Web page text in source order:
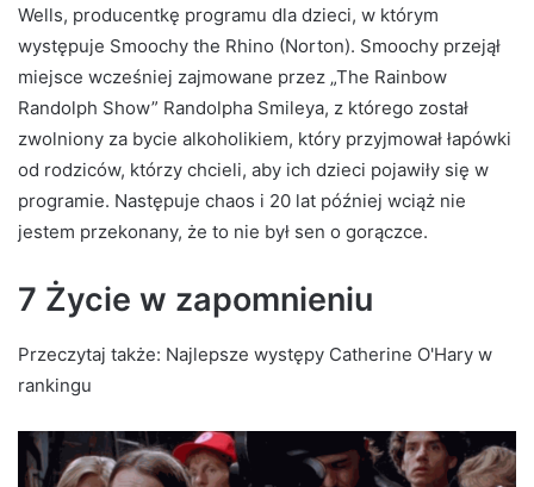
Wells, producentkę programu dla dzieci, w którym
występuje Smoochy the Rhino (Norton). Smoochy przejął
miejsce wcześniej zajmowane przez „The Rainbow
Randolph Show” Randolpha Smileya, z którego został
zwolniony za bycie alkoholikiem, który przyjmował łapówki
od rodziców, którzy chcieli, aby ich dzieci pojawiły się w
programie. Następuje chaos i 20 lat później wciąż nie
jestem przekonany, że to nie był sen o gorączce.
7 Życie w zapomnieniu
Przeczytaj także: Najlepsze występy Catherine O'Hary w
rankingu